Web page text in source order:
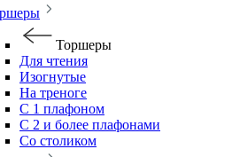
Торшеры
Для чтения
Изогнутые
На треноге
С 1 плафоном
С 2 и более плафонами
Со столиком